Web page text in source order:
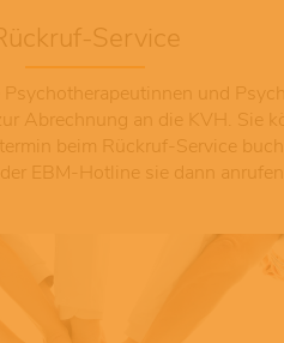
Service
und
Abrechnung an die KVH. Sie
beim Rückruf-Service
EBM-Hotline sie dann anrufen.